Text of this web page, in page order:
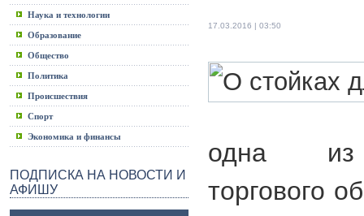
Наука и технологии
Образование
Общество
Политика
Происшествия
Спорт
Экономика и финансы
ПОДПИСКА НА НОВОСТИ И
АФИШУ
17.03.2016 | 03:50
одна из
торгового